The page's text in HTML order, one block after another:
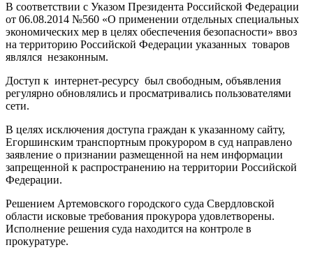
В соответствии с Указом Президента Российской Федерации
от 06.08.2014 №560 «О применении отдельных специальных
экономических мер в целях обеспечения безопасности» ввоз
на территорию Российской Федерации указанных товаров
являлся незаконным.
Доступ к интернет-ресурсу был свободным, объявления
регулярно обновлялись и просматривались пользователями
сети.
В целях исключения доступа граждан к указанному сайту,
Егоршинским транспортным прокурором в суд направлено
заявление о признании размещенной на нем информации
запрещенной к распространению на территории Российской
Федерации.
Решением Артемовского городского суда Свердловской
области исковые требования прокурора удовлетворены.
Исполнение решения суда находится на контроле в
прокуратуре.